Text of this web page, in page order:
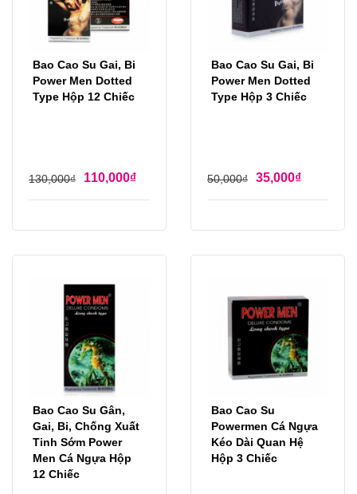
Bao Cao Su Gai, Bi
Power Men Dotted
Type Hộp 12 Chiếc
130,000₫ 110,000₫
Bao Cao Su Gai, Bi
Power Men Dotted
Type Hộp 3 Chiếc
50,000₫ 35,000₫
Bao Cao Su Gân,
Gai, Bi, Chống Xuất
Tinh Sớm Power
Men Cá Ngựa Hộp
12 Chiếc
Bao Cao Su
Powermen Cá Ngựa
Kéo Dài Quan Hệ
Hộp 3 Chiếc